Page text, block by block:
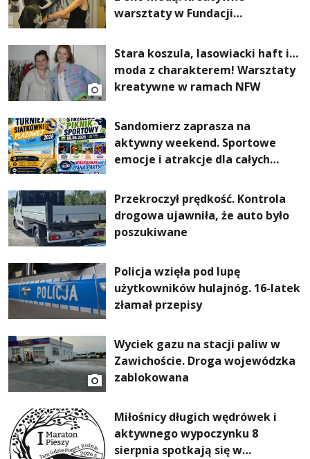
warsztaty w Fundacji
Stara koszula, lasowiacki haft i…
moda z charakterem! Warsztaty
kreatywne w ramach NFW
Sandomierz zaprasza na
aktywny weekend. Sportowe
emocje i atrakcje dla całych
Przekroczył prędkość. Kontrola
drogowa ujawniła, że auto było
poszukiwane
Policja wzięła pod lupę
użytkowników hulajnóg. 16-latek
złamał przepisy
Wyciek gazu na stacji paliw w
Zawichoście. Droga wojewódzka
zablokowana
Miłośnicy długich wędrówek i
aktywnego wypoczynku 8
sierpnia spotkają się w